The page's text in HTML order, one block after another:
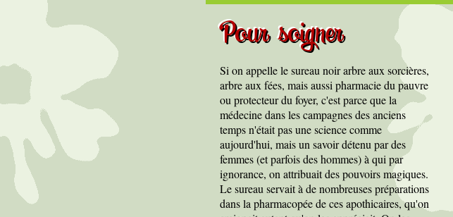
Pour soigner
Si on appelle le sureau noir arbre aux sorcières,
arbre aux fées, mais aussi pharmacie du pauvre
ou protecteur du foyer, c'est parce que la
médecine dans les campagnes des anciens
temps n'était pas une science comme
aujourd'hui, mais un savoir détenu par des
femmes (et parfois des hommes) à qui par
ignorance, on attribuait des pouvoirs magiques.
Le sureau servait à de nombreuses préparations
dans la pharmacopée de ces apothicaires, qu'on